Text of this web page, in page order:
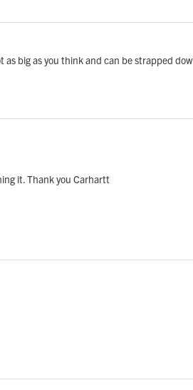
big as you think and can be strapped
it. Thank you Carhartt